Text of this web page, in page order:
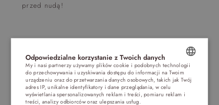
przed nudą!
POLISH
ENGLISH
Odpowiedzialne korzystanie z Twoich danych
My i nasi partnerzy używamy plików cookie i podobnych technologii
do przechowywania i uzyskiwania dostępu do informacji na Twoim
urządzeniu oraz do przetwarzania danych osobowych, takich jak Twój
adres IP, unikalne identyfikatory i dane przeglądania, w celu
wyświetlania spersonalizowanych reklam i treści, pomiaru reklam i
treści, analizy odbiorców oraz ulepszania usług.